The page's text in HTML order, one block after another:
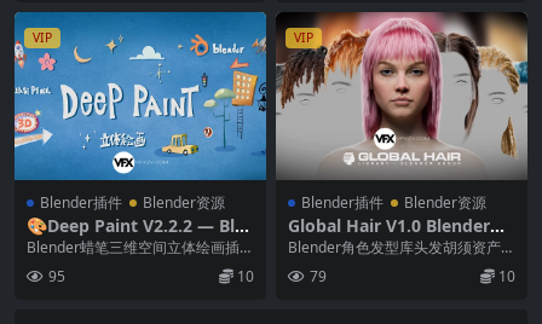
VIP
Blender插件 Blender资源
🎨Deep Paint V2.2.2 — Ble
nder蜡笔三维场景空间立体绘
Blender蜡笔三维空间立体绘画插件
95 10
VIP
Blender插件 Blender资源
Global Hair V1.0 Blender角
色发型库头发胡须资产预设插
Blender角色发型库头发胡须资产预
79 10